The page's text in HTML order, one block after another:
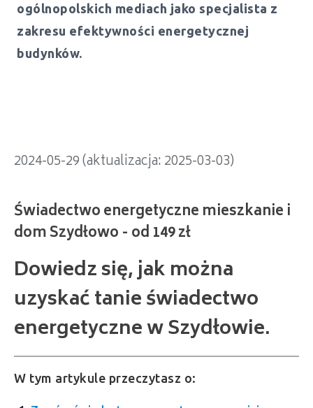
ogólnopolskich mediach jako specjalista z
zakresu efektywności energetycznej
budynków.
2024-05-29 (aktualizacja: 2025-03-03)
Świadectwo energetyczne mieszkanie i
Dowiedz się, jak można
uzyskać tanie świadectwo
energetyczne w Szydłowie.
W tym artykule przeczytasz o: